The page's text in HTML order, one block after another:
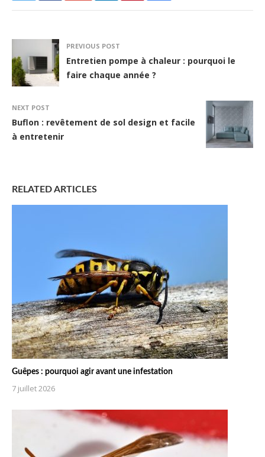
PREVIOUS POST
Entretien pompe à chaleur : pourquoi le
faire chaque année ?
NEXT POST
Buflon : revêtement de sol design et facile
à entretenir
RELATED ARTICLES
Guêpes : pourquoi agir avant une infestation
7 juillet 2026